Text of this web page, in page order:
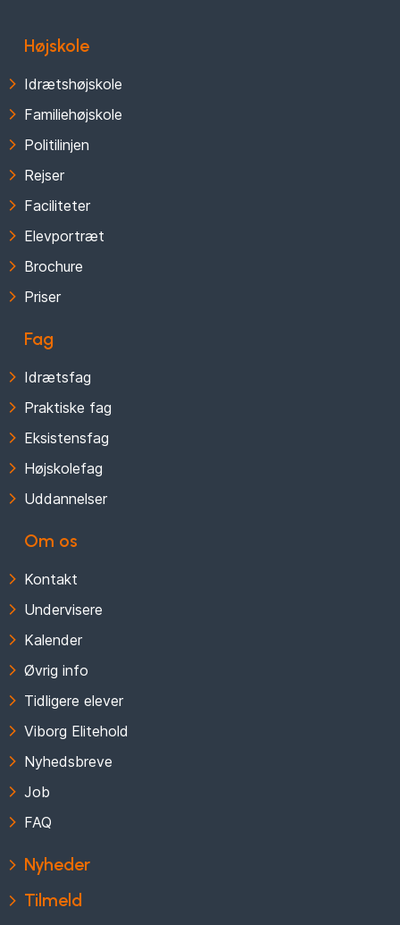
Højskole
Idrætshøjskole
Familiehøjskole
Politilinjen
Rejser
Faciliteter
Elevportræt
Brochure
Priser
Fag
Idrætsfag
Praktiske fag
Eksistensfag
Højskolefag
Uddannelser
Om os
Kontakt
Undervisere
Kalender
Øvrig info
Tidligere elever
Viborg Elitehold
Nyhedsbreve
Job
FAQ
Nyheder
Tilmeld